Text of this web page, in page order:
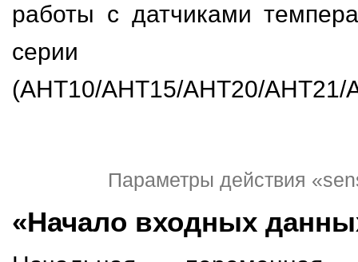
работы с датчиками
серии
(AHT10/AHT15/AHT20/AHT21/
Параметры действия
«Начало входных